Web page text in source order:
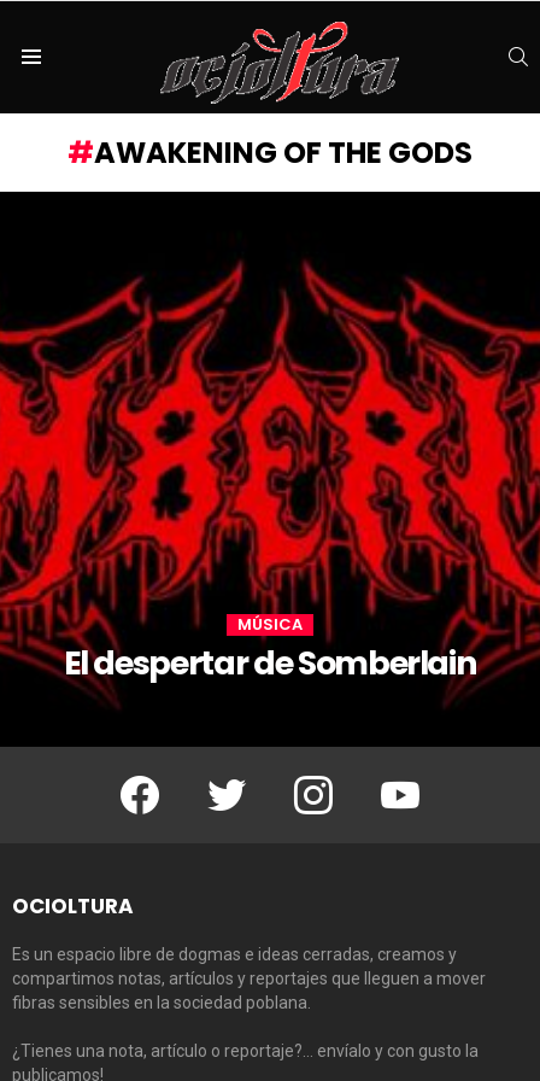
AWAKENING OF THE GODS
MÚSICA
El despertar de Somberlain
Facebook Twitter Instagram Youtube
OCIOLTURA
Es un espacio libre de dogmas e ideas cerradas, creamos y
compartimos notas, artículos y reportajes que lleguen a mover
fibras sensibles en la sociedad poblana.
¿Tienes una nota, artículo o reportaje?… envíalo y con gusto la
publicamos!